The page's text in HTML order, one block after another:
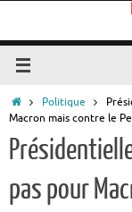
contenu
AccueilPolitique
Macron mais contre le
pas pour